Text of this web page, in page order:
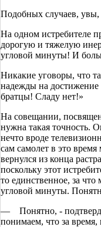
Подобных случаев, увы,
На одном истребителе
дорогую и тяжелую
угловой минуты! И
Никакие уговоры, что
надежды на достижение
братцы! Сладу нет!»
На совещании,
нужна такая точность.
нечто вроде
сам самолет в это
вернулся из конца
поскольку этот
то единственное, за
угловой минуты.
— Понятно, -
понимаем, что за время,